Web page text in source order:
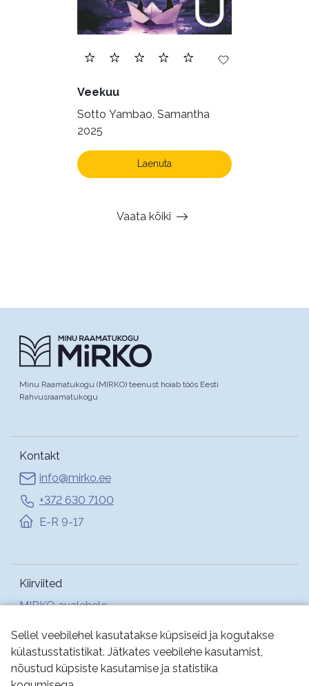
Sellel veebilehel kasutatakse küpsiseid ja kogutakse
külastusstatistikat. Jätkates veebilehe kasutamist,
nõustud küpsiste kasutamise ja statistika
Veekuu
Sotto Yambao, Samantha
2025
Laenuta
Vaata kõiki
Minu Raamatukogu (MIRKO) teenust hoiab töös Eesti
Rahvusraamatukogu
Kontakt
info@mirko.ee
+372 630 7100
E-R 9-17
Kiirviited
MIRKO avalehele
Abi
Jälgi meid: